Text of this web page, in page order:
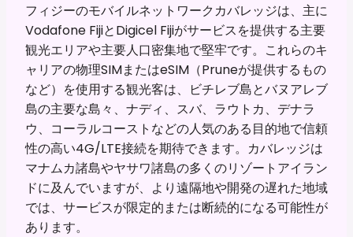
フィジーのモバイルネットワークカバレッジは、主に
Vodafone FijiとDigicel Fijiがサービスを提供する主要
観光エリアや主要人口密集地で堅牢です。これらのキ
ャリアの物理SIMまたはeSIM（Pruneが提供するもの
など）を使用する観光客は、ビチレブ島とバヌアレブ
島の主要な島々、ナディ、スバ、ラウトカ、デナラ
ウ、コーラルコーストなどの人気のある目的地で信頼
性の高い4G/LTE接続を期待できます。カバレッジは
マナムカ諸島やヤサワ諸島の多くのリゾートアイラン
ドに及んでいますが、より遠隔地や開発の遅れた地域
では、サービスが限定的または断続的になる可能性が
あります。